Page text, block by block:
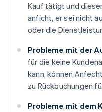
Kauf tätigt und
anficht, er sei nicht
oder die
Probleme mit der
für die keine
kann, können
zu Rückbuchungen
Probleme mit dem